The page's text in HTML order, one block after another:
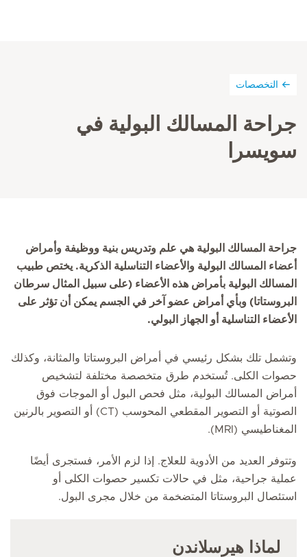
التخصصات
جراحة المسالك البولية في
سويسرا
جراحة المسالك البولية هي علم وتدريس بنية ووظيفة وأمراض
أعضاء المسالك البولية والأعضاء التناسلية الذكرية. يختص طبيب
المسالك البولية بأمراض هذه الأعضاء (على سبيل المثال سرطان
البروستاتا) وبأي أمراض عضو آخر في الجسم يمكن أن تؤثر على
الأعضاء التناسلية أو الجهاز البولي.
وتشمل تلك بشكل رئيسي في أمراض البروستاتا والمثانة، وكذلك
حصوات الكلى. تُستخدم طرق متخصصة مختلفة لتشخيص
أمراض المسالك البولية، مثل فحص البول أو الموجات فوق
الصوتية أو التصوير المقطعي المحوسب (CT) أو التصوير بالرنين
المغناطيسي (MRI).
وتتوفر العديد من الأدوية للعلاج. إذا لزم الأمر، فستجرى أيضًا
عملية جراحية، مثل في حالات تكسير حصوات الكلى أو
استئصال البروستاتا المتضخمة من خلال مجرى البول.
لماذا هيرسلاندن